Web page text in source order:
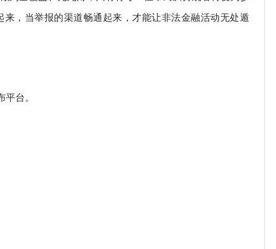
，当举报的渠道畅通起来，才能让非法金融活动无处遁
台。